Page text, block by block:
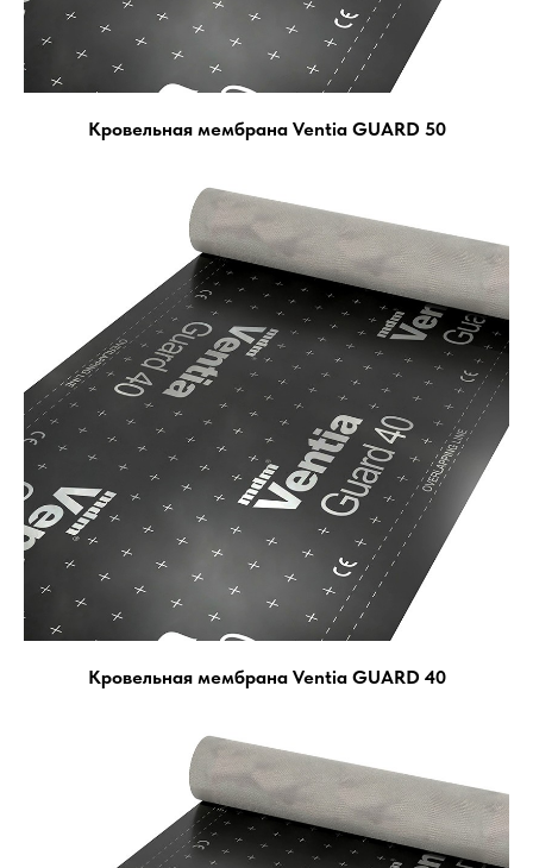
Кровельная мембрана Ventia GUARD 50
Кровельная мембрана Ventia GUARD 40